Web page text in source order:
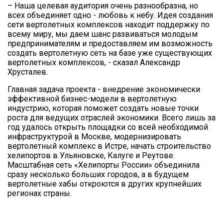
– Наша целевая аудитория очень разнообразна, но
всех объединяет одно - любовь к небу. Идея создания
сети вертолетных комплексов находит поддержку по
всему миру, мы даем шанс развиваться молодым
предпринимателям и предоставляем им возможность
создать вертолетную сеть на базе уже существующих
вертолетных комплексов, - сказал Александр
Хрусталев.
Главная задача проекта - внедрение экономически
эффективной бизнес-модели в вертолетную
индустрию, которая поможет создать новые точки
роста для ведущих отраслей экономики. Всего лишь за
год удалось открыть площадки со всей необходимой
инфраструктурой в Москве, модернизировать
вертолетный комплекс в Истре, начать строительство
хелипортов в Ульяновске, Калуге и Реутове.
Масштабная сеть «Хелипорты России» объединила
сразу несколько больших городов, а в будущем
вертолетные хабы откроются в других крупнейших
регионах страны.